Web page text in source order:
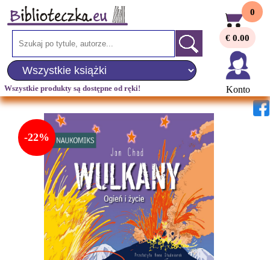
Wszystkie produkty są dostępne od ręki!
0
€ 0.00
Konto
-22%